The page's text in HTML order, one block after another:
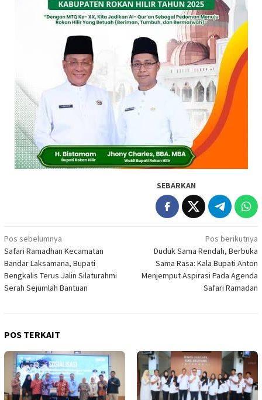
SEBARKAN
Navigasi
pos
Pos sebelumnya
Safari Ramadhan Kecamatan
Bandar Laksamana, Bupati
Bengkalis Terus Jalin Silaturahmi
Serah Sejumlah Bantuan
Pos berikutnya
Duduk Sama Rendah, Berbuka
Sama Rasa: Kala Bupati Anton
Menjemput Aspirasi Pada Agenda
Safari Ramadan
POS TERKAIT